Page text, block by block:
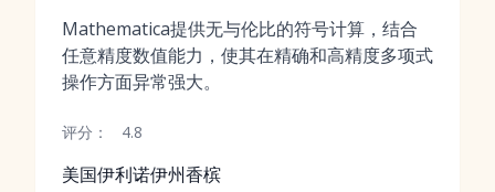
Mathematica提供无与伦比的符号计算，结合
任意精度数值能力，使其在精确和高精度多项式
操作方面异常强大。
评分： 4.8
美国伊利诺伊州香槟